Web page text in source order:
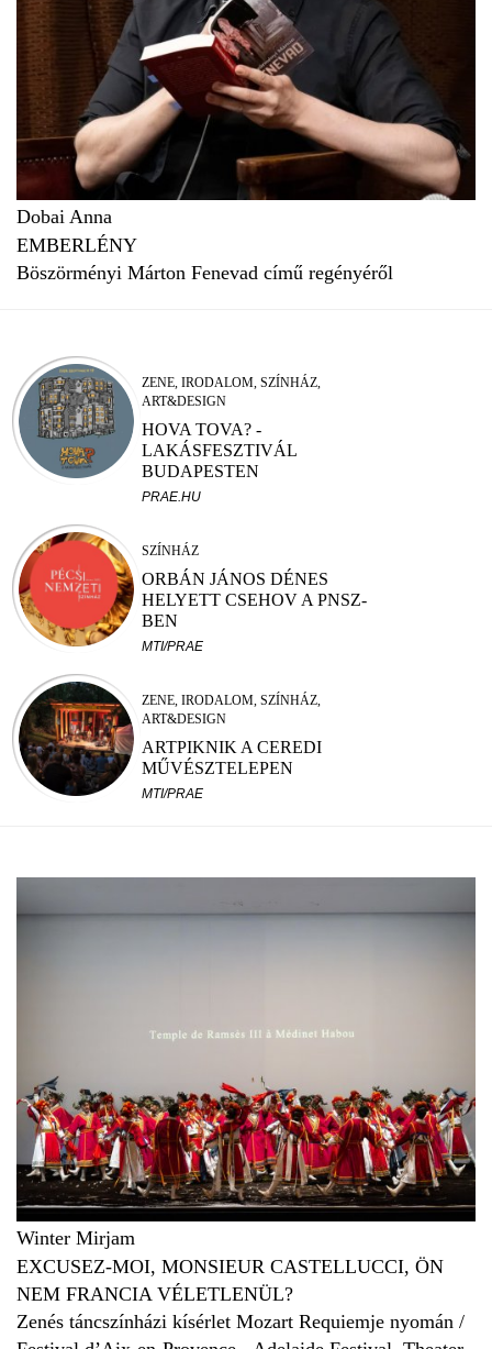
Dobai Anna
EMBERLÉNY
Böszörményi Márton Fenevad című regényéről
ZENE, IRODALOM, SZÍNHÁZ,
ART&DESIGN
HOVA TOVA? -
LAKÁSFESZTIVÁL
BUDAPESTEN
PRAE.HU
SZÍNHÁZ
ORBÁN JÁNOS DÉNES
HELYETT CSEHOV A PNSZ-
BEN
MTI/PRAE
ZENE, IRODALOM, SZÍNHÁZ,
ART&DESIGN
ARTPIKNIK A CEREDI
MŰVÉSZTELEPEN
MTI/PRAE
Winter Mirjam
EXCUSEZ-MOI, MONSIEUR CASTELLUCCI, ÖN
NEM FRANCIA VÉLETLENÜL?
Zenés táncszínházi kísérlet Mozart Requiemje nyomán /